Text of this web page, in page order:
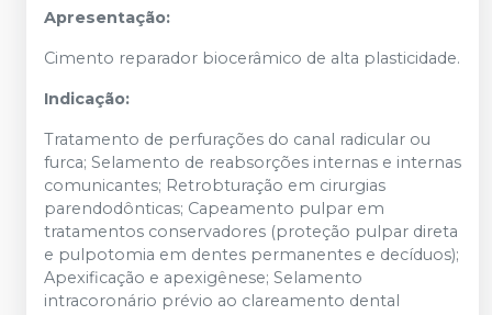
Apresentação:
Cimento reparador biocerâmico de alta plasticidade.
Indicação:
Tratamento de perfurações do canal radicular ou
furca; Selamento de reabsorções internas e internas
comunicantes; Retrobturação em cirurgias
parendodônticas; Capeamento pulpar em
tratamentos conservadores (proteção pulpar direta
e pulpotomia em dentes permanentes e decíduos);
Apexificação e apexigênese; Selamento
intracoronário prévio ao clareamento dental